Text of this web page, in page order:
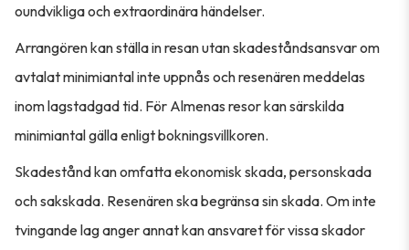
oundvikliga och extraordinära händelser.
Arrangören kan ställa in resan utan skadeståndsansvar om
avtalat minimiantal inte uppnås och resenären meddelas
inom lagstadgad tid. För Almenas resor kan särskilda
minimiantal gälla enligt bokningsvillkoren.
Skadestånd kan omfatta ekonomisk skada, personskada
och sakskada. Resenären ska begränsa sin skada. Om inte
tvingande lag anger annat kan ansvaret för vissa skador